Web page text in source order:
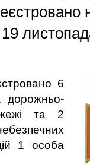
19
6
дорожньо-
та 2
1 особа